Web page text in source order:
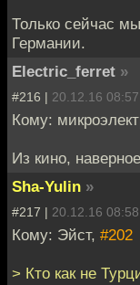
Только сейчас
Германии.
Electric_ferret »
#216 | 20.12.16 08:57
Кому:
Из кино,
Sha-Yulin »
#217 | 20.12.16 08:58
Кому: Эйст, #202
> Кто как не